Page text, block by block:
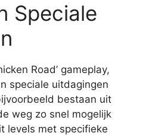
Speciale
Road’ gameplay,
speciale uitdagingen
bestaan uit
weg zo snel mogelijk
levels met specifieke